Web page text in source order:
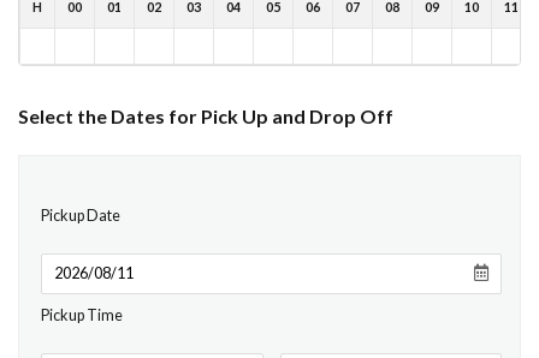
H 00 01 02 03 04 05 06 07 08 09 10 11
Select the Dates for Pick Up and Drop Off
Pickup Date
Pickup Time